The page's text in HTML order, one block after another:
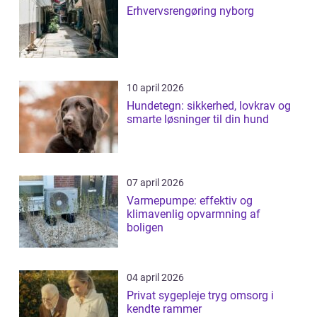
Erhvervsrengøring nyborg
10 april 2026
Hundetegn: sikkerhed, lovkrav og
smarte løsninger til din hund
07 april 2026
Varmepumpe: effektiv og
klimavenlig opvarmning af
boligen
04 april 2026
Privat sygepleje tryg omsorg i
kendte rammer